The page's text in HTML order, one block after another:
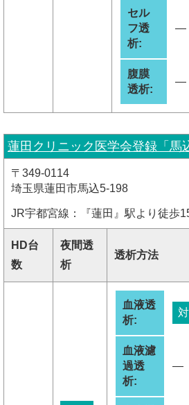
セル
フ透
析:
―
腹膜
透析:
―
蓮田クリニック医学会登録「馬
〒349-0114
埼玉県蓮田市馬込5-198
JR宇都宮線：『蓮田』駅より徒歩
HD台
数
夜間透
析
透析方法
血液透
析:
血液濾
過透
析:
―